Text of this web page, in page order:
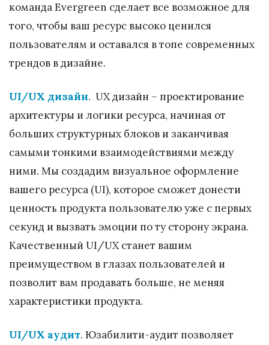
команда Evergreen сделает все возможное для
того, чтобы ваш ресурс высоко ценился
пользователям и оставался в топе современных
трендов в дизайне.
UI/UX дизайн. UX дизайн – проектирование
архитектуры и логики ресурса, начиная от
больших структурных блоков и заканчивая
самыми тонкими взаимодействиями между
ними. Мы создадим визуальное оформление
вашего ресурса (UI), которое сможет донести
ценность продукта пользователю уже с первых
секунд и вызвать эмоции по ту сторону экрана.
Качественный UI/UX станет вашим
преимуществом в глазах пользователей и
позволит вам продавать больше, не меняя
характеристики продукта.
UI/UX аудит. Юзабилити-аудит позволяет